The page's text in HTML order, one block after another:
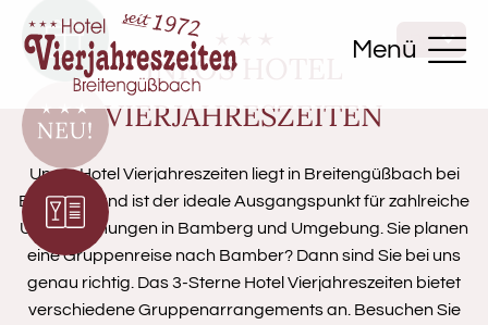
MenüDE
INFOS HOTEL
VIERJAHRESZEITEN
Unser Hotel Vierjahreszeiten liegt in Breitengüßbach bei
Bamberg und ist der ideale Ausgangspunkt für zahlreiche
Unternehmungen in Bamberg und Umgebung. Sie planen
eine Gruppenreise nach Bamber? Dann sind Sie bei uns
genau richtig. Das 3-Sterne Hotel Vierjahreszeiten bietet
verschiedene Gruppenarrangements an. Besuchen Sie